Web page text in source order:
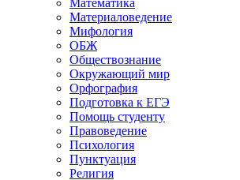
Математика
Материаловедение
Мифология
ОБЖ
Обществознание
Окружающий мир
Орфография
Подготовка к ЕГЭ
Помощь студенту
Правоведение
Психология
Пунктуация
Религия